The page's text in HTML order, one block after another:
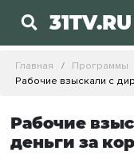
31TV.RU
Главная Программы
Рабочие взыскали с
Рабочие
деньги за